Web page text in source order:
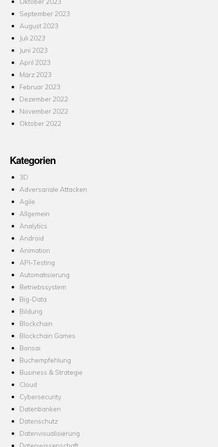
September 2023
August 2023
Juli 2023
Juni 2023
April 2023
März 2023
Februar 2023
Dezember 2022
November 2022
Oktober 2022
Kategorien
3D
Adversariale Attacken
Agile
Allgemein
Analytics
Android
Animation
API-Testing
Automatisierung
Betriebssystem
Big-Data
Bildung
Blockchain
Blockchain Games
Bonsai
Buchempfehlung
Business & Strategie
Cloud
Cybersecurity
Datenbanken
Datenschutz
Datenvisualisierung